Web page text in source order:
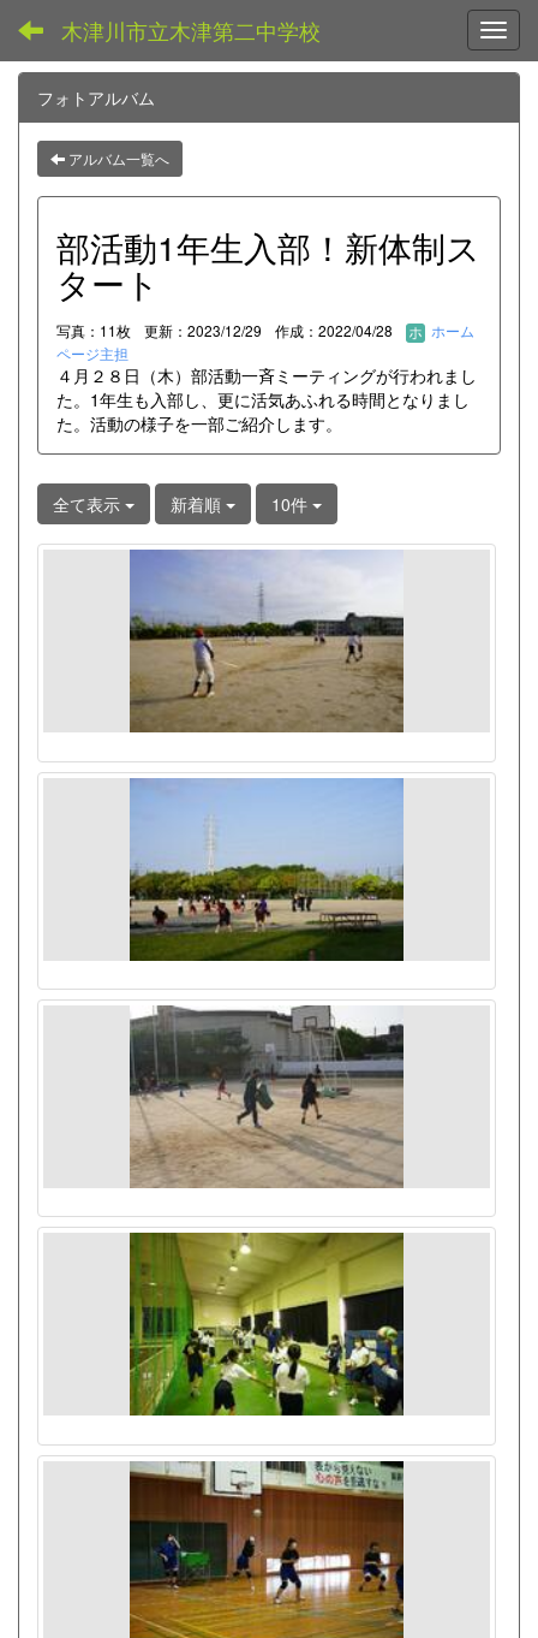
木津川市立木津第二中学校
フォトアルバム
アルバム一覧へ
部活動1年生入部！新体制ス
タート
写真：11枚 更新：2023/12/29 作成：2022/04/28
ホーム
ページ主担
４月２８日（木）部活動一斉ミーティングが行われまし
た。1年生も入部し、更に活気あふれる時間となりまし
た。活動の様子を一部ご紹介します。
全て表示 新着順 10件